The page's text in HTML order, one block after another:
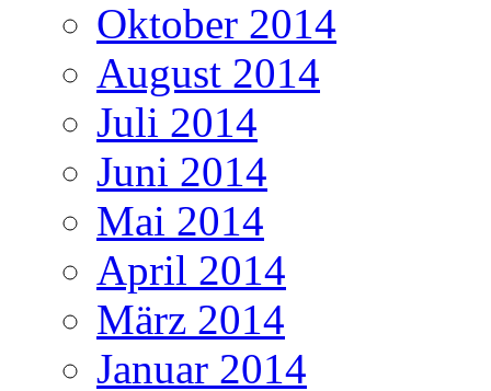
Oktober 2014
August 2014
Juli 2014
Juni 2014
Mai 2014
April 2014
März 2014
Januar 2014